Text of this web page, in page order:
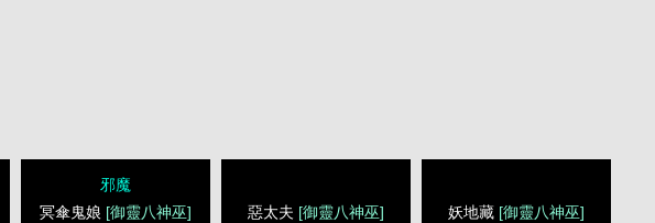
邪魔
冥傘鬼娘 [御靈八神巫] 惡太夫 [御靈八神巫] 妖地藏 [御靈八神巫]